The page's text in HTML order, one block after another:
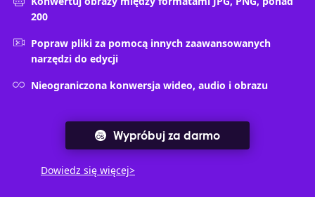
200
Popraw pliki za pomocą innych zaawansowanych
narzędzi do edycji
Nieograniczona konwersja wideo, audio i obrazu
Wypróbuj za darmo
Dowiedz się więcej>